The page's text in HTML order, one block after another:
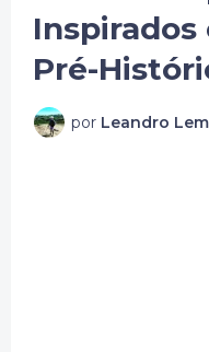
Pré-
por Leandro